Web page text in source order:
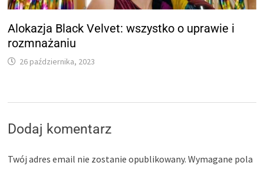
Alokazja Black Velvet: wszystko o uprawie i
rozmnażaniu
26 października, 2023
Dodaj komentarz
Twój adres email nie zostanie opublikowany. Wymagane pola